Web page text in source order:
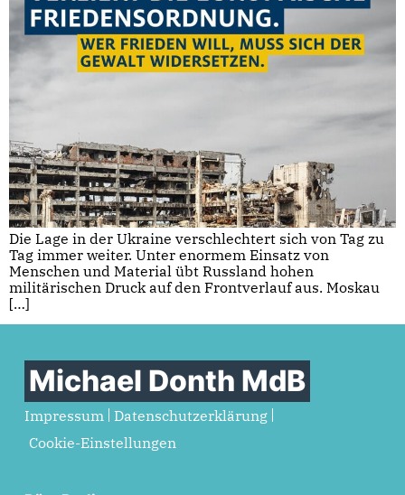
Die Lage in der Ukraine verschlechtert sich von Tag zu
Tag immer weiter. Unter enormem Einsatz von
Menschen und Material übt Russland hohen
militärischen Druck auf den Frontverlauf aus. Moskau
[…]
Michael Donth MdB
Impressum
Datenschutzerklärung
Cookie-Einstellungen